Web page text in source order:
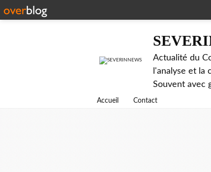
Actualité du
l'analyse et la
Souvent avec
Accueil Contact